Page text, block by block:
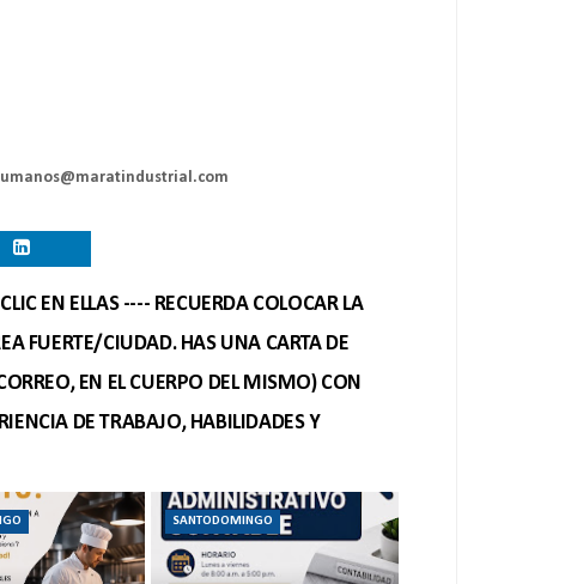
EN ELLAS ---- RECUERDA COLOCAR LA
FUERTE/CIUDAD. HAS UNA CARTA DE
EN EL CUERPO DEL MISMO) CON
DE TRABAJO, HABILIDADES Y
SANTODOMINGO